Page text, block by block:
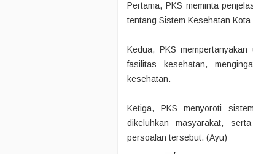
Pertama, PKS meminta
tentang Sistem Kesehatan Kota
Kedua, PKS
fasilitas kesehatan,
kesehatan.
Ketiga, PKS menyoroti
dikeluhkan masyarakat,
persoalan tersebut. (Ayu)